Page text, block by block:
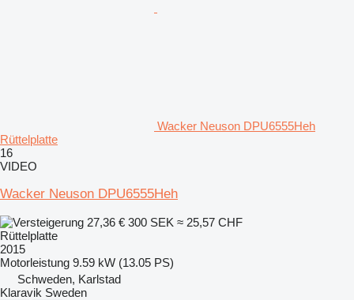
Wacker Neuson DPU6555Heh
Rüttelplatte
16
VIDEO
Wacker Neuson DPU6555Heh
27,36 € 300 SEK ≈ 25,57 CHF
Rüttelplatte
2015
Motorleistung 9.59 kW (13.05 PS)
Schweden, Karlstad
Klaravik Sweden